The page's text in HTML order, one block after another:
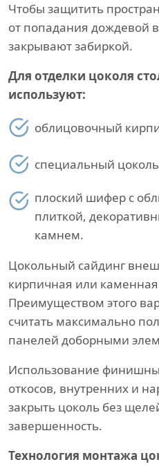
Чтобы защитить
от попадания дождевой
закрывают забиркой.
Для отделки цоколя
используют:
облицовочный
специальный
плоский шифер с
плиткой,
камнем.
Цокольный сайдинг
кирпичная или каменная
Преимуществом этого
считать максимально
панелей доборными
Использование
откосов, внутренних и
закрыть цоколь без
завершенность.
Технология монтажа